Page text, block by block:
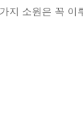
지 소원은 꼭